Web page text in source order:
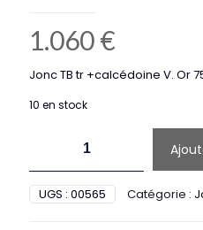
1.060€
Jonc TB tr +calcédoine V. Or
10 en stock
Jonc
TB
trUGS : 00565 Catégorie :